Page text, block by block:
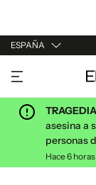
ESPAÑA
URUGUAY
ARGENTINA
ESPAÑA
ESTADOS UNIDOS
asesina a
personas
Hace 6 horas